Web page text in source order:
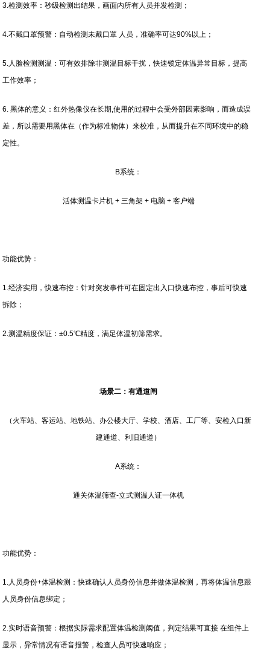
3.检测效率：秒级检测出结果，画面内所有人员并发检测；
4.不戴口罩预警：自动检测未戴口罩 人员，准确率可达90%以上；
5.人脸检测测温：可有效排除非测温目标干扰，快速锁定体温异常目标，提高
工作效率；
6. 黑体的意义：红外热像仪在长期,使用的过程中会受外部因素影响，而造成误
差，所以需要用黑体在（作为标准物体）来校准，从而提升在不同环境中的稳
定性。
B系统：
活体测温卡片机 + 三角架 + 电脑 + 客户端
功能优势：
1.经济实用，快速布控：针对突发事件可在固定出入口快速布控，事后可快速
拆除；
2.测温精度保证：±0.5℃精度，满足体温初筛需求。
场景二：有通道闸
（火车站、客运站、地铁站、办公楼大厅、学校、酒店、工厂等、安检入口新
建通道、利旧通道）
A系统：
通关体温筛查-立式测温人证一体机
功能优势：
1.人员身份+体温检测：快速确认人员身份信息并做体温检测，再将体温信息跟
人员身份信息绑定；
2.实时语音预警：根据实际需求配置体温检测阈值，判定结果可直接 在组件上
显示，异常情况有语音报警，检查人员可快速响应；